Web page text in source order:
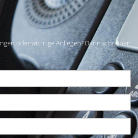
oder wichtige Anliegen? Dann schreiben